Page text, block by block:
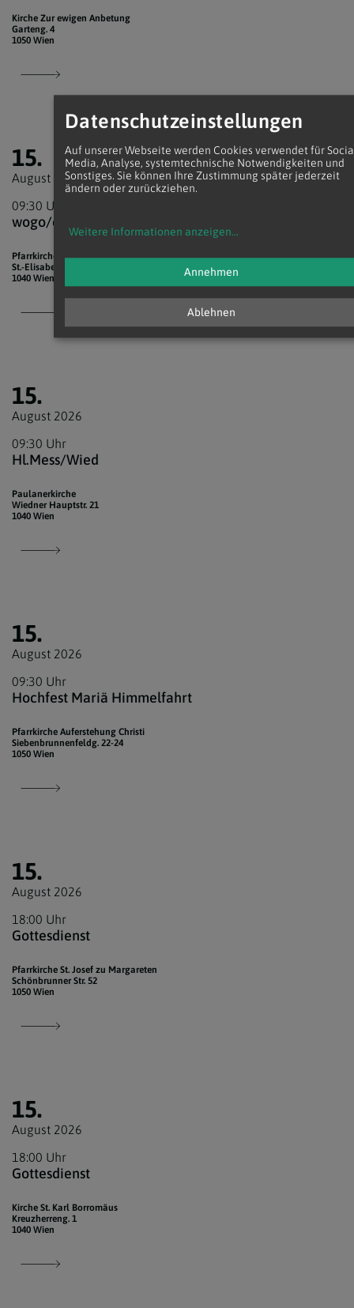
Kirche Zur ewigen Anbetung
Garteng. 4
1050 Wien
15.
August 2026
09:30 Uhr
wogo/eli
Pfarrkirche St. Elisabeth
St.-Elisabeth-Pl.
1040 Wien
15.
August 2026
09:30 Uhr
Hl.Mess/Wied
Paulanerkirche
Wiedner Hauptstr. 21
1040 Wien
15.
August 2026
09:30 Uhr
Hochfest Mariä Himmelfahrt
Pfarrkirche Auferstehung Christi
Siebenbrunnenfeldg. 22-24
1050 Wien
15.
August 2026
18:00 Uhr
Gottesdienst
Pfarrkirche St. Josef zu Margareten
Schönbrunner Str. 52
1050 Wien
15.
August 2026
18:00 Uhr
Gottesdienst
Kirche St. Karl Borromäus
Kreuzherreng. 1
1040 Wien
Datenschutzeinstellungen
Auf unserer Webseite werden Cookies verwendet für
Media, Analyse, systemtechnische Notwendigkeiten und
Sonstiges. Sie können Ihre Zustimmung später jederzeit
ändern oder zurückziehen.
Weitere Informationen anzeigen...
Ablehnen
Annehmen